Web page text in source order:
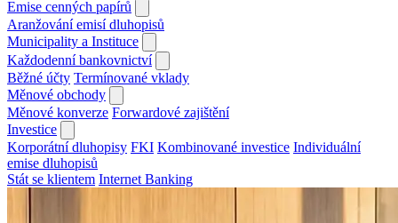
Emise cenných papírů
Aranžování emisí dluhopisů
Municipality a Instituce
Každodenní bankovnictví
Běžné účty Termínované vklady
Měnové obchody
Měnové konverze Forwardové zajištění
Investice
Korporátní dluhopisy FKI Kombinované investice Individuální
emise dluhopisů
Stát se klientem Internet Banking